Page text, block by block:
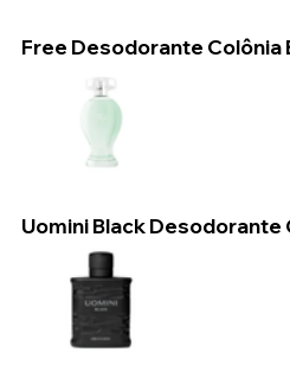
Free Desodorante
Uomini Black Desodorante